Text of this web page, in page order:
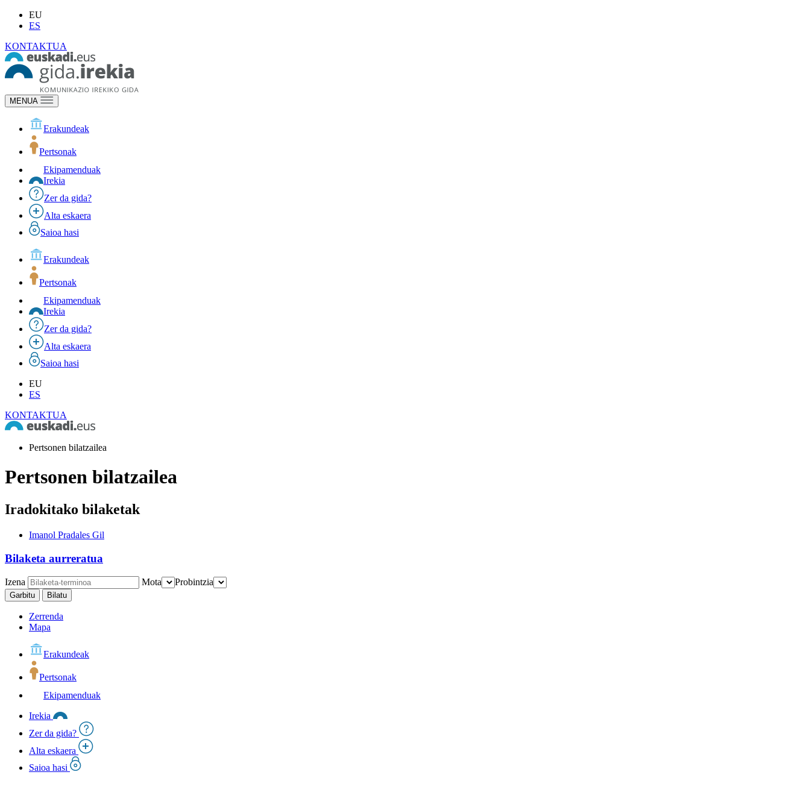
EU
ES
KONTAKTUA
MENUA
Erakundeak
Pertsonak
Ekipamenduak
Irekia
Zer da gida?
Alta eskaera
Saioa hasi
Erakundeak
Pertsonak
Ekipamenduak
Irekia
Zer da gida?
Alta eskaera
Saioa hasi
EU
ES
KONTAKTUA
Pertsonen bilatzailea
Pertsonen bilatzailea
Iradokitako bilaketak
Imanol Pradales Gil
Bilaketa aurreratua
Izena Mota Probintzia
Garbitu Bilatu
Zerrenda
Mapa
Erakundeak
Pertsonak
Ekipamenduak
Irekia
Zer da gida?
Alta eskaera
Saioa hasi